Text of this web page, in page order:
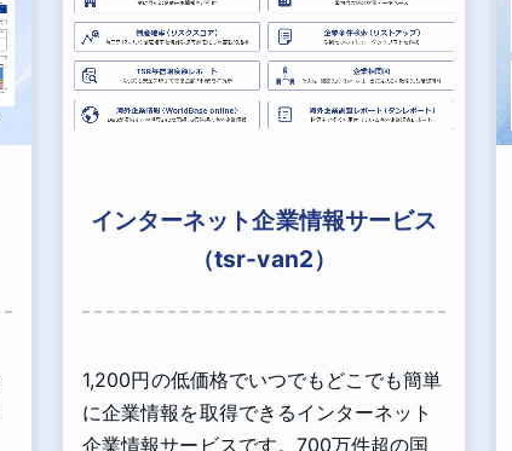
インターネット企業情報サービス
（tsr-van2）
1,200円の低価格でいつでもどこでも簡単
に企業情報を取得できるインターネット
企業情報サービスです。700万件超の国